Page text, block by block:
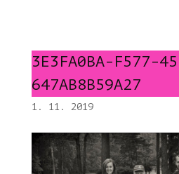
3E3FA0BA-F577-
647AB8B59A27
1. 11. 2019